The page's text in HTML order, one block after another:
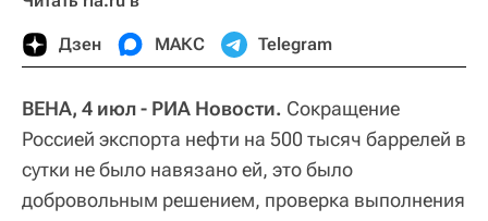
Дзен МАКС Telegram
ВЕНА, 4 июл - РИА Новости. Сокращение
Россией экспорта нефти на 500 тысяч баррелей в
сутки не было навязано ей, это было
добровольным решением, проверка выполнения